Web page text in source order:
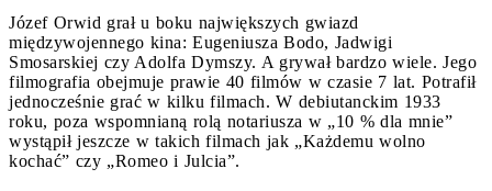
Józef Orwid grał u boku największych gwiazd
międzywojennego kina: Eugeniusza Bodo, Jadwigi
Smosarskiej czy Adolfa Dymszy. A grywał bardzo wiele. Jego
filmografia obejmuje prawie 40 filmów w czasie 7 lat. Potrafił
jednocześnie grać w kilku filmach. W debiutanckim 1933
roku, poza wspomnianą rolą notariusza w „10 % dla mnie”
wystąpił jeszcze w takich filmach jak „Każdemu wolno
kochać” czy „Romeo i Julcia”.